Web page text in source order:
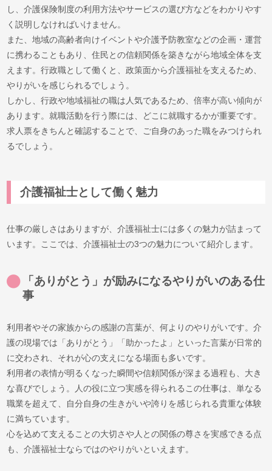
し、介護保険制度の利用方法やサービスの選び方などをわかりやす
く説明しなければいけません。
また、地域の高齢者向けイベントや介護予防教室などの企画・運営
に携わることもあり、住民との信頼関係を築きながら地域全体を支
えます。行政職として働くと、政策面から介護福祉を支えるため、
やりがいを感じられるでしょう。
しかし、行政や地域福祉の職は人気であるため、倍率が高い傾向が
あります。就職活動を行う際には、どこに就職するかが重要です。
求人票をきちんと確認することで、ご自身のあった職をみつけられ
るでしょう。
介護福祉士として働く魅力
仕事の厳しさはありますが、介護福祉士には多くの魅力が詰まって
います。ここでは、介護福祉士の3つの魅力について紹介します。
「ありがとう」が励みになるやりがいのある仕
事
利用者やその家族からの感謝の言葉が、何よりのやりがいです。介
護の現場では「ありがとう」「助かったよ」といった言葉が日常的
に交わされ、それが心の支えになる場面も多いです。
利用者の表情が明るくなった瞬間や信頼関係が深まる過程も、大き
な喜びでしょう。人の役に立つ実感を得られるこの仕事は、単なる
職業を超えて、自分自身の生きがいや誇りを感じられる貴重な体験
に満ちています。
心を込めて支えることの大切さや人との関係の尊さを実感できる点
も、介護福祉士ならではのやりがいといえます。